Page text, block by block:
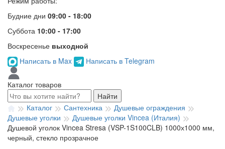
Будние дни 09:00 - 18:00
Суббота 10:00 - 17:00
Воскресенье выходной
Написать в Max
Написать в Telegram
Каталог товаров
Найти
Каталог
Сантехника
Душевые ограждения
Душевые уголки
Душевые уголки Vincea (Италия)
Душевой уголок Vincea Stresa (VSP-1S100CLB) 1000х1000 мм,
черный, стекло прозрачное